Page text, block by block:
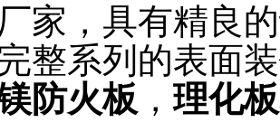
家，具有精良
整系列的表面
防火板 ，理化板